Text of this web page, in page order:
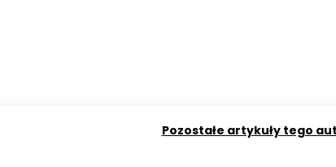
Pozostałe artykuły tego